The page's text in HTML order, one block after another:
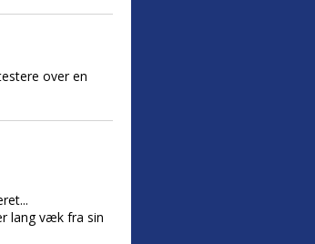
over en
lang væk fra sin